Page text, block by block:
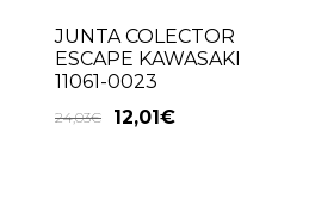
JUNTA COLECTOR
ESCAPE KAWASAKI
11061-0023
24,03€ 12,01€